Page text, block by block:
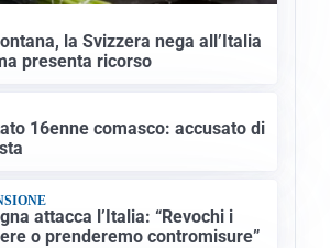
la Svizzera nega all’Italia
presenta ricorso
16enne comasco: accusato di
attacca l’Italia: “Revochi i
o prenderemo contromisure”